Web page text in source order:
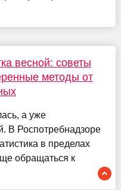
весной: советы
методы от
а уже
В Роспотребнадзоре
в пределах
обращаться к